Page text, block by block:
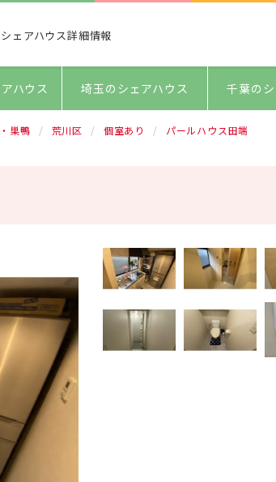
ェアハウス詳細情報
ハウス 埼玉のシェアハウス 千葉の
巣鴨 荒川区 個室あり パールハウス田端